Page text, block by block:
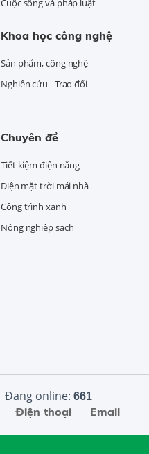
Cuộc sống và pháp luật
Khoa học công nghệ
Sản phẩm, công nghệ
Nghiên cứu - Trao đổi
Chuyên đề
Tiết kiệm điện năng
Điện mặt trời mái nhà
Công trình xanh
Nông nghiệp sạch
Đang online: 661
Email
Điện thoại